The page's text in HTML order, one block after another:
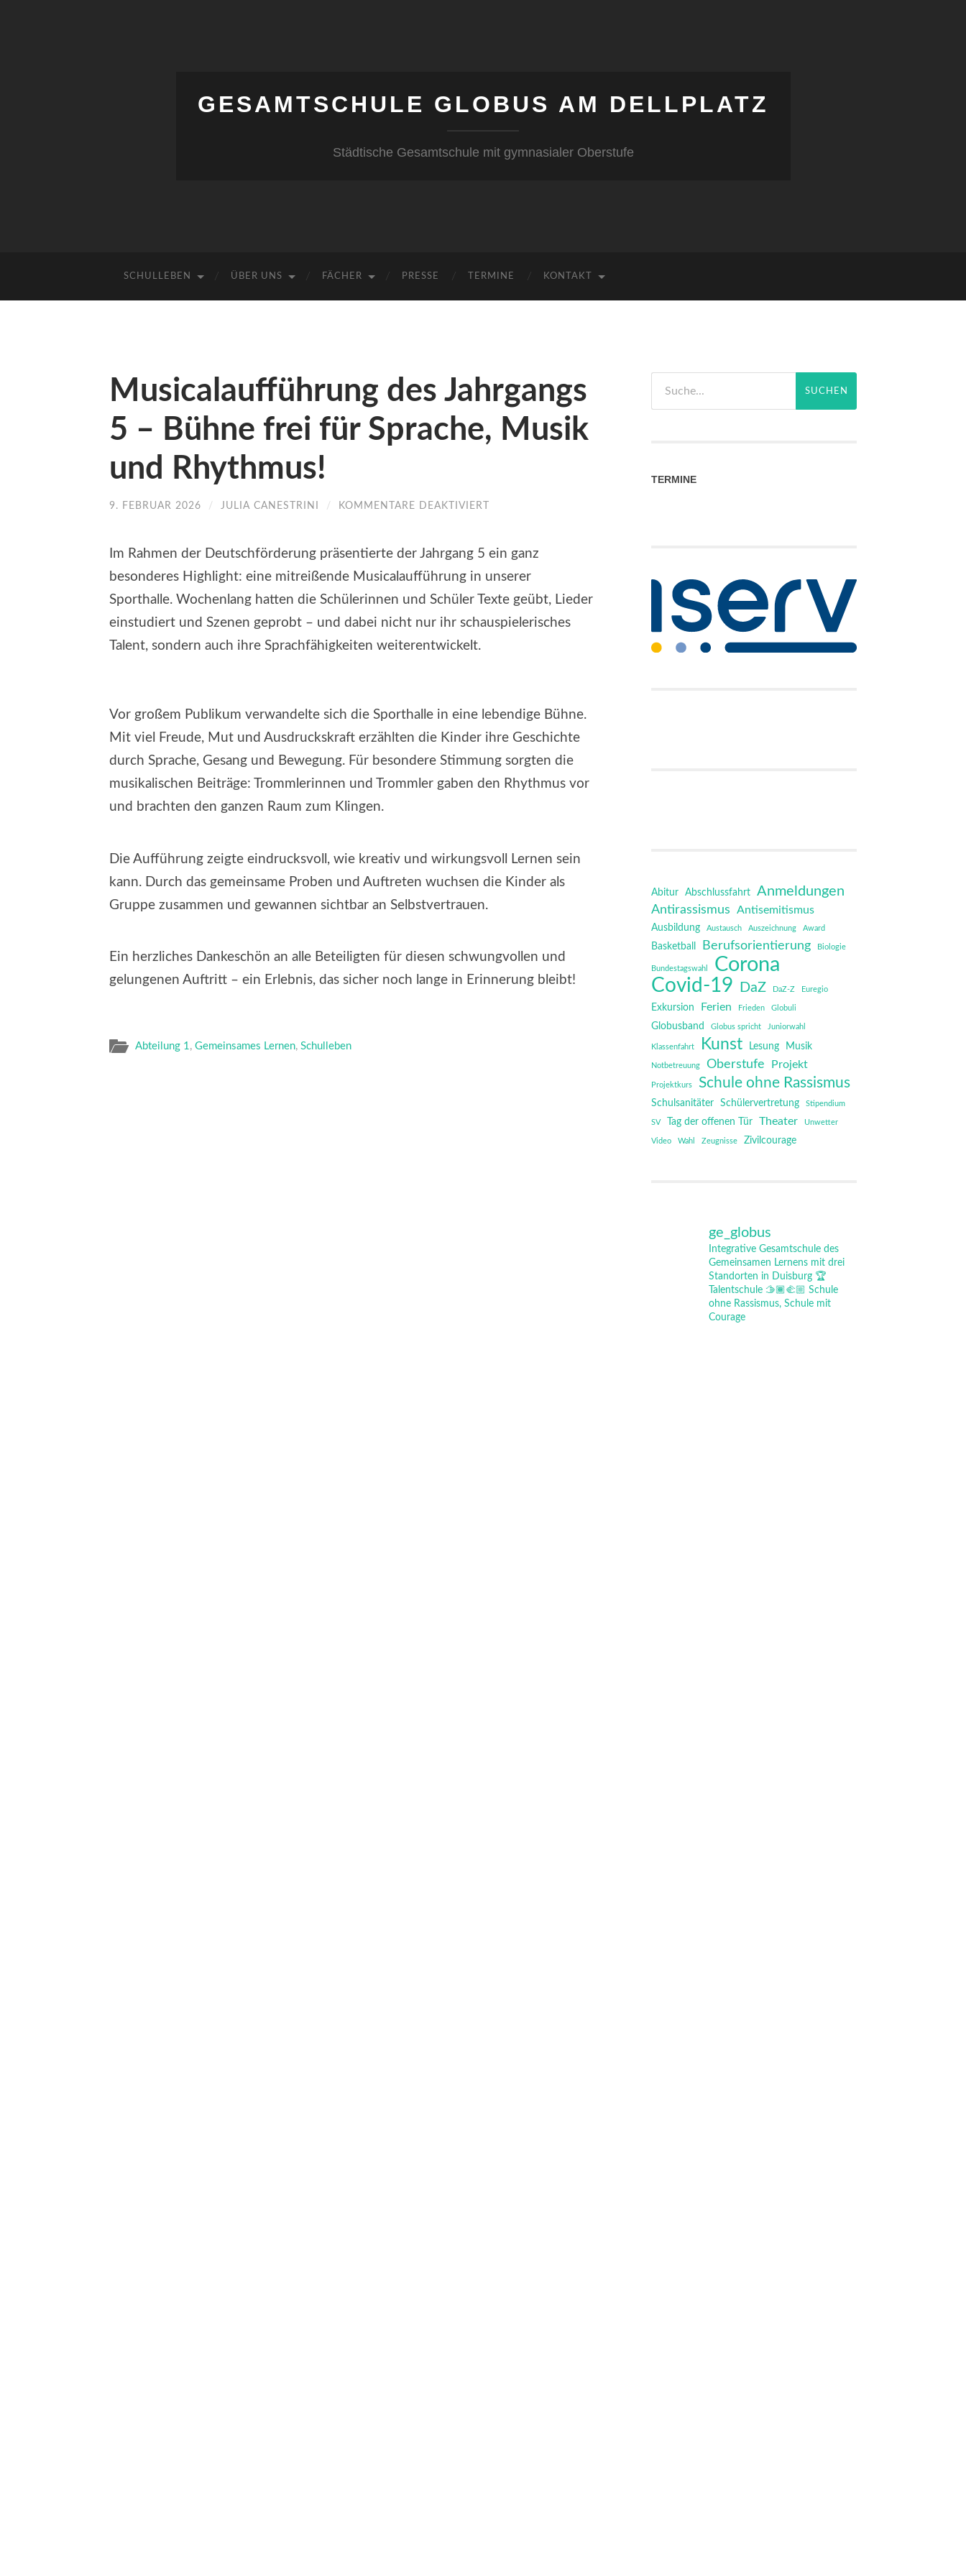
GESAMTSCHULE GLOBUS AM DELLPLATZ
Städtische Gesamtschule mit gymnasialer Oberstufe
SCHULLEBEN ÜBER UNS FÄCHER PRESSE TERMINE KONTAKT
Musicalaufführung des Jahrgangs
5 – Bühne frei für Sprache, Musik
und Rhythmus!
9. FEBRUAR 2026 / JULIA CANESTRINI / KOMMENTARE DEAKTIVIERT
5
BÜHNE
FREI
SPRACHE,
Im Rahmen der Deutschförderung präsentierte der Jahrgang 5 ein ganz
besonderes Highlight: eine mitreißende Musicalaufführung in unserer
Sporthalle. Wochenlang hatten die Schülerinnen und Schüler Texte geübt, Lieder
einstudiert und Szenen geprobt – und dabei nicht nur ihr schauspielerisches
Talent, sondern auch ihre Sprachfähigkeiten weiterentwickelt.
Vor großem Publikum verwandelte sich die Sporthalle in eine lebendige Bühne.
Mit viel Freude, Mut und Ausdruckskraft erzählten die Kinder ihre Geschichte
durch Sprache, Gesang und Bewegung. Für besondere Stimmung sorgten die
musikalischen Beiträge: Trommlerinnen und Trommler gaben den Rhythmus vor
und brachten den ganzen Raum zum Klingen.
Die Aufführung zeigte eindrucksvoll, wie kreativ und wirkungsvoll Lernen sein
kann. Durch das gemeinsame Proben und Auftreten wuchsen die Kinder als
Gruppe zusammen und gewannen sichtbar an Selbstvertrauen.
Ein herzliches Dankeschön an alle Beteiligten für diesen schwungvollen und
gelungenen Auftritt – ein Erlebnis, das sicher noch lange in Erinnerung bleibt!
Abteilung 1, Gemeinsames Lernen, Schulleben
TERMINE
Abitur Abschlussfahrt Anmeldungen
Antirassismus Antisemitismus
Ausbildung Austausch Auszeichnung Award
Basketball Berufsorientierung Biologie
Bundestagswahl Corona
Covid-19 DaZ DaZ-Z Euregio
Exkursion Ferien Frieden Globuli
Globusband Globus spricht Juniorwahl
Klassenfahrt Kunst Lesung Musik
Notbetreuung Oberstufe Projekt
Projektkurs Schule ohne Rassismus
Schulsanitäter Schülervertretung Stipendium
SV Tag der offenen Tür Theater Unwetter
Video Wahl Zeugnisse Zivilcourage
ge_globus
Integrative Gesamtschule des
Gemeinsamen Lernens mit drei
Standorten in Duisburg 🏆
Talentschule 🫱🏾‍🫲🏼 Schule
ohne Rassismus, Schule mit
Courage